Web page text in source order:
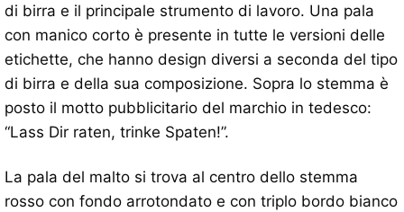
di birra e il principale strumento di lavoro. Una pala
con manico corto è presente in tutte le versioni delle
etichette, che hanno design diversi a seconda del tipo
di birra e della sua composizione. Sopra lo stemma è
posto il motto pubblicitario del marchio in tedesco:
“Lass Dir raten, trinke Spaten!”.
La pala del malto si trova al centro dello stemma
rosso con fondo arrotondato e con triplo bordo bianco